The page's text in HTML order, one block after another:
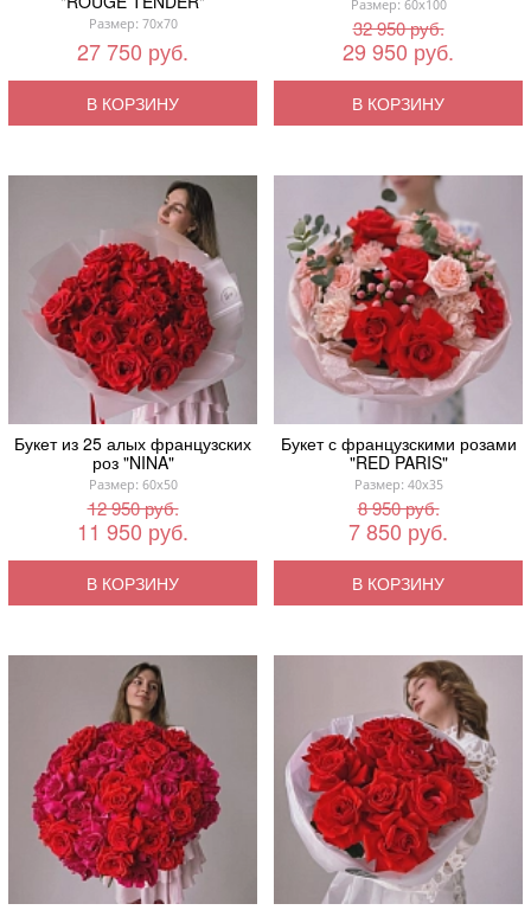
Размер: 70x70
27 750 руб.
В КОРЗИНУ
Размер: 60x100
32 950 руб.
29 950 руб.
В КОРЗИНУ
Букет из 25 алых французских
роз "NINA"
Размер: 60x50
12 950 руб.
11 950 руб.
В КОРЗИНУ
Букет с французскими розами
"RED PARIS"
Размер: 40x35
8 950 руб.
7 850 руб.
В КОРЗИНУ